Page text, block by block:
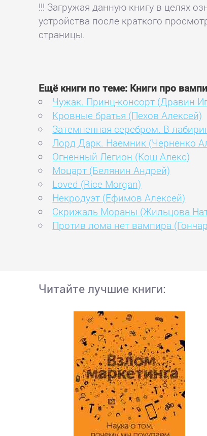
!!! Загружая данную книгу в целях
устройства после краткого
страницы.
Ещё книги по теме: Книги про
Чужак. Принц-консорт (Дравин
Кровные братья (Пехов Алексей)
Затемненная серебром. В
Лорд Дарк. Наемник (Черненко
Огненный Легион (Кош Алекс)
Моцарт (Белянин Андрей)
Loved (Rice Morgan)
Некродуэт (Ефимов Алексей)
Скрижаль Мораны (Жильцова
Против лома нет вампира
Читайте лучшие книги: